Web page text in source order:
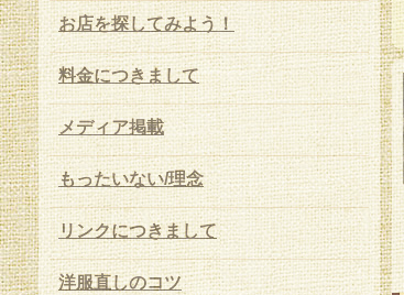
お店を探してみよう！
料金につきまして
メディア掲載
もったいない/理念
リンクにつきまして
洋服直しのコツ